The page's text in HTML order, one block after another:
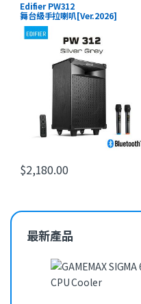
產品
Edifier PW312
舞台級手拉喇叭[Ver.2026]
$2,180.00
最新產品